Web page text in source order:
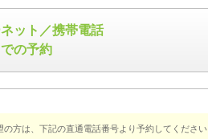
ット／携帯電話
での予約
方は、下記の直通電話番号より予約してください